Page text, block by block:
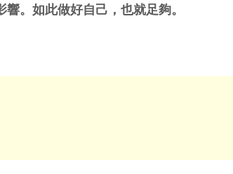
。如此做好自己，也就足夠。